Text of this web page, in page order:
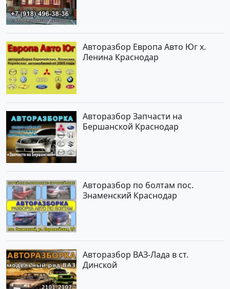
Авторазбор Европа Авто Юг х.
Ленина Краснодар
Авторазбор Запчасти на
Бершанской Краснодар
Авторазбор по болтам пос.
Знаменский Краснодар
Авторазбор ВАЗ-Лада в ст.
Динской